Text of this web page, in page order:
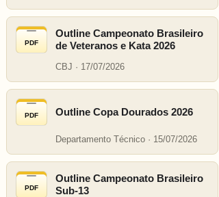
PDF
Outline Campeonato Brasileiro
de Veteranos e Kata 2026
CBJ · 17/07/2026
PDF Outline Copa Dourados 2026
Departamento Técnico · 15/07/2026
PDF
Outline Campeonato Brasileiro
Sub-13